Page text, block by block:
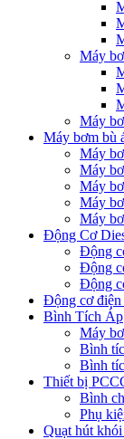
Máy
Máy
Máy bơm bù
Máy
Máy
Máy
Máy
Máy
Động Cơ
Động
Động
Động
Động cơ
Bình Tích Áp
Máy
Bình
Bình
Thiết bị
Bình
Phụ
Quạt hút